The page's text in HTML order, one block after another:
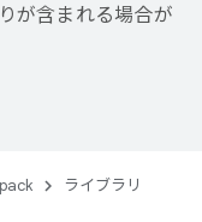
が含まれる場合が
ライブラリ